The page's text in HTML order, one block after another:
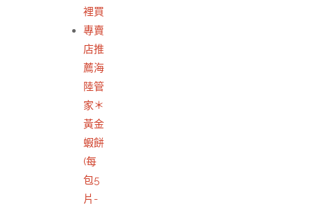
裡買
專賣
店推
薦海
陸管
家＊
黃金
蝦餅
(每
包5
片-